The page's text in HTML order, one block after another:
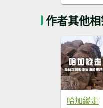
作者其他
哈加縱走